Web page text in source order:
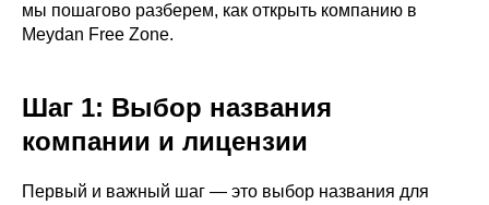
мы пошагово разберем, как открыть компанию в
Meydan Free Zone.
Шаг 1: Выбор названия
компании и лицензии
Первый и важный шаг — это выбор названия для